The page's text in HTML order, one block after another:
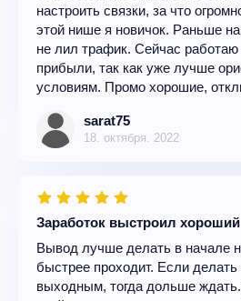
настроить связки, за что
этой нише я новичок. Раньше
не лил трафик. Сейчас
прибыли, так как уже лучше
условиям. Промо хорошие,
sarat75
18. октября. 2022
Заработок выстроил хороший
Вывод лучше делать в начале
быстрее проходит. Если делать
выходным, тогда дольше